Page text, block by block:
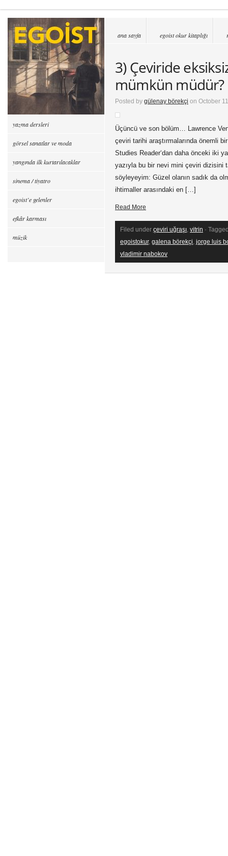
ana sayfa egoist okur kitaplığı
3) Çeviride
mümkün müdür?
Posted by gülenay börekçi on October
Üçüncü ve son bölüm… Lawrence
çeviri tarihi araştırmalarında önemli
Studies Reader‘dan daha önceki iki
yazıyla bu bir nevi mini çeviri dizisini
söyleyeyim: Güzel olanın sadık da
ihtimaller arasındaki en […]
Read More
Filed under çeviri uğraşı, vitrin ·
egoistokur, galena börekçi, jorge luis
vladimir nabokov
yazma dersleri
görsel sanatlar ve moda
yangında ilk kurtarılacaklar
sinema / tiyatro
egoist’e gelenler
efkâr karması
müzik